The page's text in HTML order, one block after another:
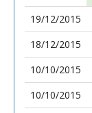
19/12/2015
18/12/2015
10/10/2015
10/10/2015